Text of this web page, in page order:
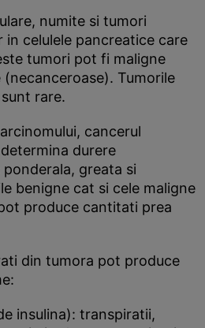
numite si tumori
in celulele pancreatice care
tumori pot fi maligne
Tumorile
rare.
cancerul
durere
greata si
benigne cat si cele maligne
produce cantitati prea
din tumora pot produce
insulina): transpiratii,